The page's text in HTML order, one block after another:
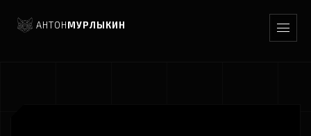
АНТОНМУРЛЫКИН